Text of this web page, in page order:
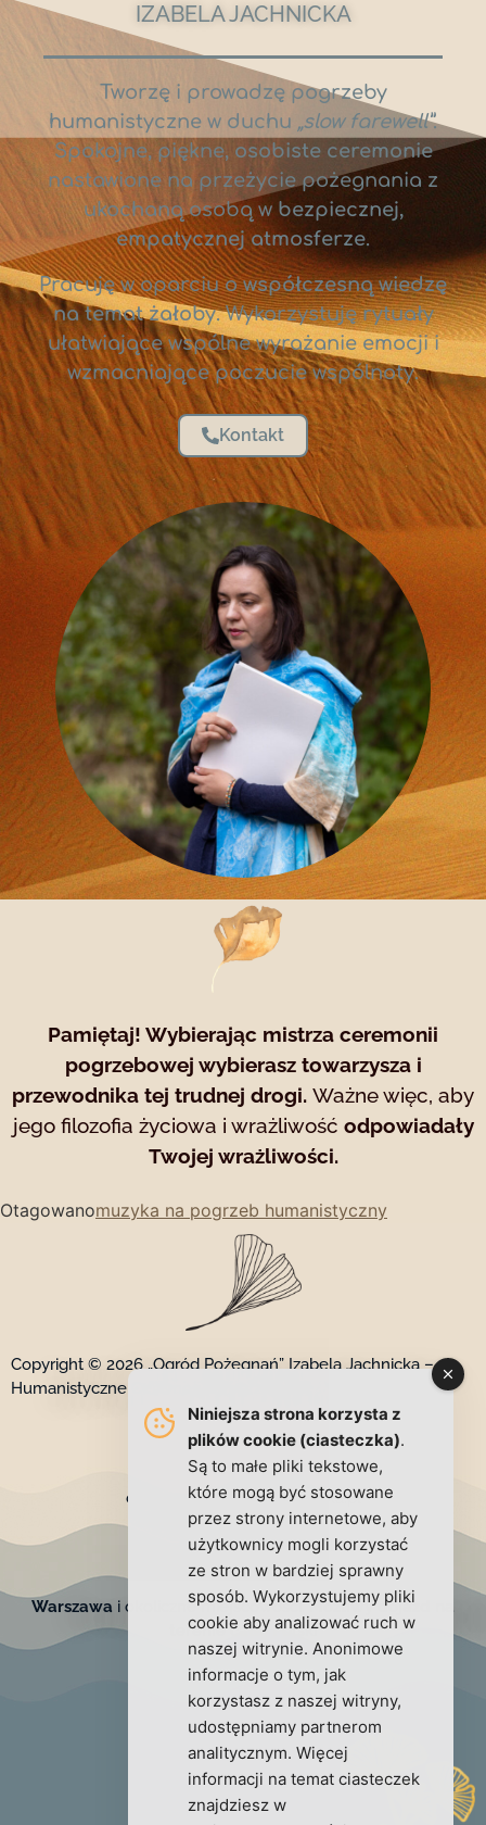
IZABELA JACHNICKA
Tworzę i prowadzę pogrzeby
humanistyczne w duchu „slow farewell”.
Spokojne, piękne, osobiste ceremonie
nastawione na przeżycie pożegnania z
ukochaną osobą w bezpiecznej,
empatycznej atmosferze.
Pracuję w oparciu owspółczesną wiedzę
na temat żałoby. Wykorzystujęrytuały
ułatwiające wspólne wyrażanie emocji i
wzmacniające poczucie wspólnoty.
Kontakt
Pamiętaj! Wybierając mistrza ceremonii
pogrzebowej wybierasz towarzysza i
przewodnika tej trudnej drogi. Ważne więc, aby
jego filozofia życiowa i wrażliwość odpowiadały
Twojej wrażliwości.
Otagowanomuzyka na pogrzeb humanistyczny
Copyright © 2026 „Ogród Pożegnań” Izabela Jachnicka –
Humanistyczne Ceremonie Pogrzebowe
Kontakt
ceremonie@izabelajachnicka.pl
+48 791 777 302
www.izabelajachnicka.pl
Warszawa i okoliczne miejscowości.Możliwy dojazd na
terenie całej Polski
Niniejsza strona korzysta z
plików cookie (ciasteczka).
Są to małe pliki tekstowe,
które mogą być stosowane
przez strony internetowe, aby
użytkownicy mogli korzystać
ze stron w bardziej sprawny
sposób. Wykorzystujemy pliki
cookie aby analizować ruch w
naszej witrynie. Anonimowe
informacje o tym, jak
korzystasz z naszej witryny,
udostępniamy partnerom
analitycznym. Więcej
informacji na temat ciasteczek
znajdziesz w